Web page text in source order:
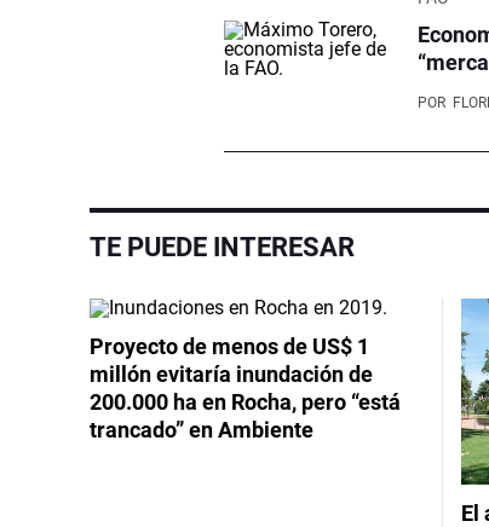
POR
TE PUEDE INTERESAR
Proyecto de menos de US$ 1
millón evitaría inundación de
200.000 ha en Rocha, pero “está
trancado” en Ambiente
El